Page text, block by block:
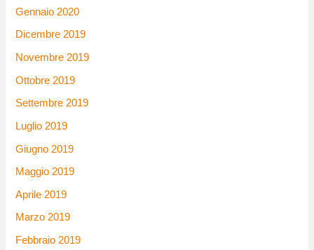
Gennaio 2020
Dicembre 2019
Novembre 2019
Ottobre 2019
Settembre 2019
Luglio 2019
Giugno 2019
Maggio 2019
Aprile 2019
Marzo 2019
Febbraio 2019